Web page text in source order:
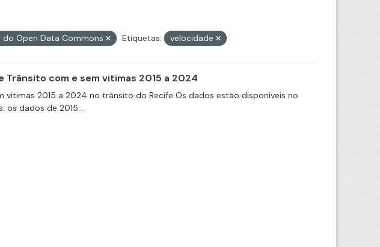
do Open Data Commons
Etiquetas: velocidade
com e sem vitimas 2015 a 2024
vitimas 2015 a 2024 no trânsito do Recife Os dados estão disponíveis no
os dados de 2015...